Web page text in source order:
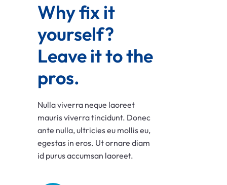
Why fix it
yourself?
Leave it to the
pros.
Nulla viverra neque laoreet
mauris viverra tincidunt. Donec
ante nulla, ultricies eu mollis eu,
egestas in eros. Ut ornare diam
id purus accumsan laoreet.